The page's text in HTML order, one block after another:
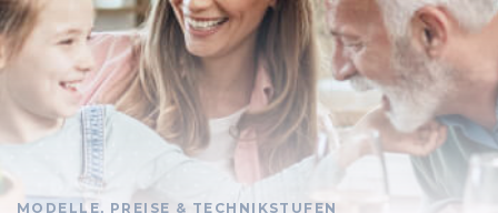
MODELLE, PREISE & TECHNIKSTUFEN